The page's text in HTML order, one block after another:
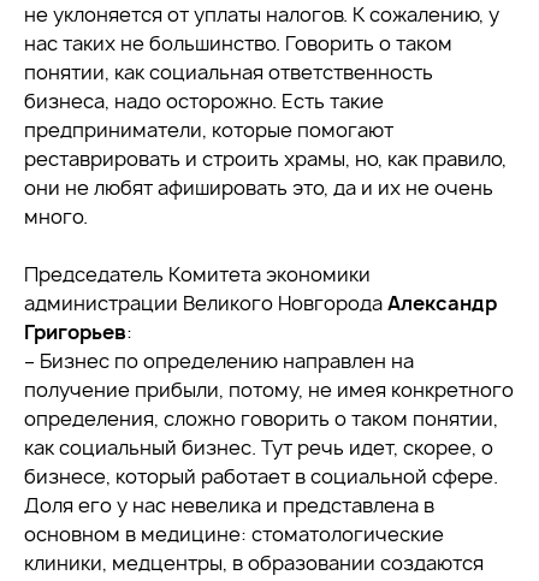
не уклоняется от уплаты налогов. К сожалению, у
нас таких не большинство. Говорить о таком
понятии, как социальная ответственность
бизнеса, надо осторожно. Есть такие
предприниматели, которые помогают
реставрировать и строить храмы, но, как правило,
они не любят афишировать это, да и их не очень
много.
Председатель Комитета экономики
администрации Великого НовгородаАлександр
Григорьев:
– Бизнес по определению направлен на
получение прибыли, потому, не имея конкретного
определения, сложно говорить о таком понятии,
как социальный бизнес. Тут речь идет, скорее, о
бизнесе, который работает в социальной сфере.
Доля его у нас невелика и представлена в
основном в медицине: стоматологические
клиники, медцентры, в образовании создаются